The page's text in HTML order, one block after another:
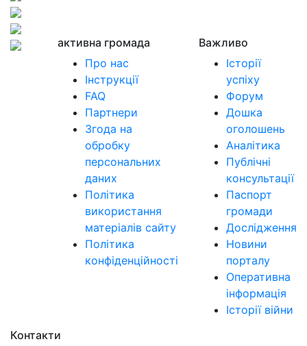
активна громада
Про нас
Інструкції
FAQ
Партнери
Згода на
обробку
персональних
даних
Політика
використання
матеріалів сайту
Політика
конфіденційності
Важливо
Історії
успіху
Форум
Дошка
оголошень
Аналітика
Публічні
консультації
Паспорт
громади
Дослідження
Новини
порталу
Оперативна
інформація
Історії війни
Контакти